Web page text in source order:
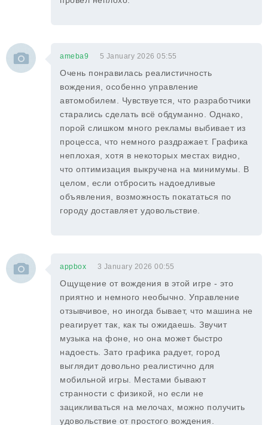
ameba9 5 January 2026 05:55
Очень понравилась реалистичность
вождения, особенно управление
автомобилем. Чувствуется, что разработчики
старались сделать всё обдуманно. Однако,
порой слишком много рекламы выбивает из
процесса, что немного раздражает. Графика
неплохая, хотя в некоторых местах видно,
что оптимизация выкручена на минимумы. В
целом, если отбросить надоедливые
объявления, возможность покататься по
городу доставляет удовольствие.
appbox 3 January 2026 00:55
Ощущение от вождения в этой игре - это
приятно и немного необычно. Управление
отзывчивое, но иногда бывает, что машина не
реагирует так, как ты ожидаешь. Звучит
музыка на фоне, но она может быстро
надоесть. Зато графика радует, город
выглядит довольно реалистично для
мобильной игры. Местами бывают
странности с физикой, но если не
зацикливаться на мелочах, можно получить
удовольствие от простого вождения.